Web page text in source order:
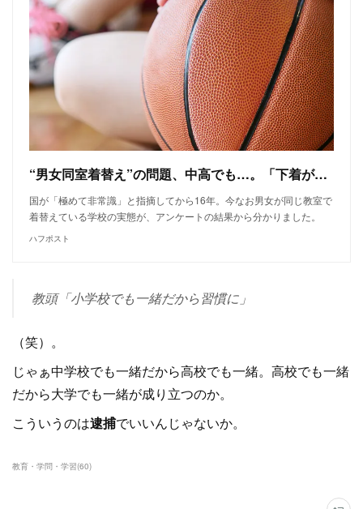
“男女同室着替え”の問題、中高でも…。「下着が見える」の訴えも、なぜ改善しないのか。
国が「極めて非常識」と指摘してから16年。今なお男女が同じ教室で
着替えている学校の実態が、アンケートの結果から分かりました。
ハフポスト
教頭「小学校でも一緒だから習慣に」
（笑）。
じゃぁ中学校でも一緒だから高校でも一緒。高校でも一緒
だから大学でも一緒が成り立つのか。
こういうのは逮捕でいいんじゃないか。
教育・学問・学習(60)